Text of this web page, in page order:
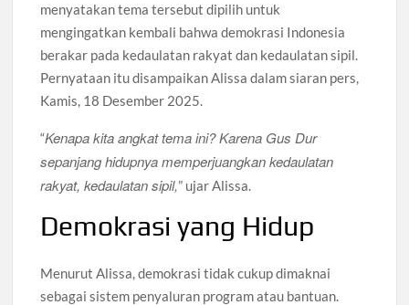
menyatakan tema tersebut dipilih untuk
mengingatkan kembali bahwa demokrasi Indonesia
berakar pada kedaulatan rakyat dan kedaulatan sipil.
Pernyataan itu disampaikan Alissa dalam siaran pers,
Kamis, 18 Desember 2025.
“Kenapa kita angkat tema ini? Karena Gus Dur
sepanjang hidupnya memperjuangkan kedaulatan
rakyat, kedaulatan sipil,” ujar Alissa.
Demokrasi yang Hidup
Menurut Alissa, demokrasi tidak cukup dimaknai
sebagai sistem penyaluran program atau bantuan.